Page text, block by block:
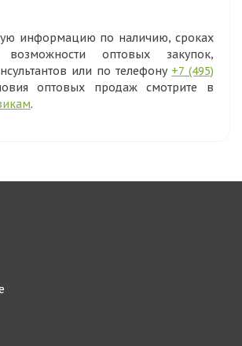
информацию по наличию, сроках
оптовых закупок,
или по телефону +7 (495)
оптовых продаж смотрите в
.